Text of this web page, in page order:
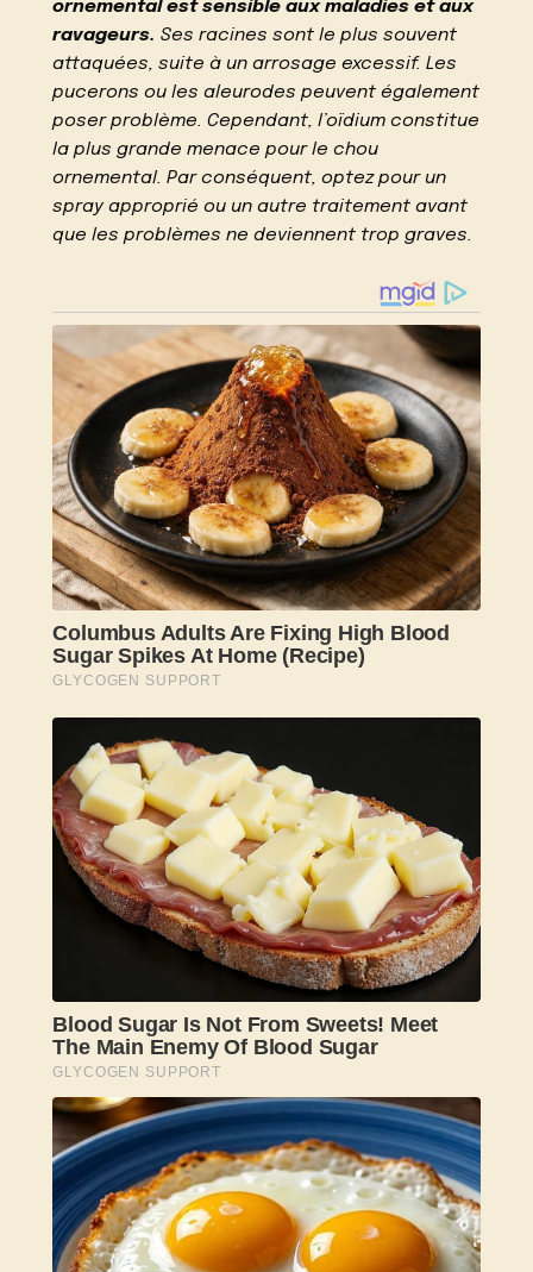
ornemental est sensible aux maladies et aux
ravageurs.Ses racines sont le plus souvent
attaquées, suite à un arrosage excessif. Les
pucerons ou les aleurodes peuvent également
poser problème. Cependant, l’oïdium constitue
la plus grande menace pour le chou
ornemental. Par conséquent, optez pour un
spray approprié ou un autre traitement avant
que les problèmes ne deviennent trop graves.